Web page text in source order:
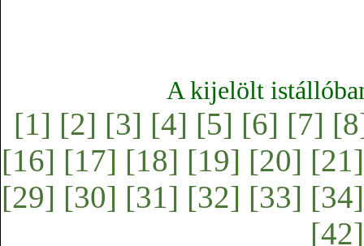
A kijelölt
[1] [2] [3] [4] [5] [6] [7]
[16] [17] [18] [19] [20] [21]
[29] [30] [31] [32] [33] [34]
[42]